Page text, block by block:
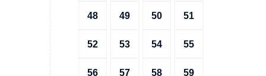
48 49 50 51
52 53 54 55
56 57 58 59